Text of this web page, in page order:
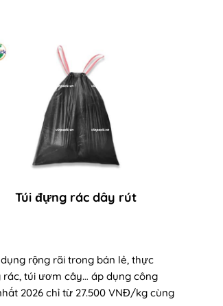
Túi đựng rác dây rút
rộng rãi trong bán lẻ, thực
rác, túi ươm cây… áp dụng công
2026 chỉ từ 27.500 VNĐ/kg cùng